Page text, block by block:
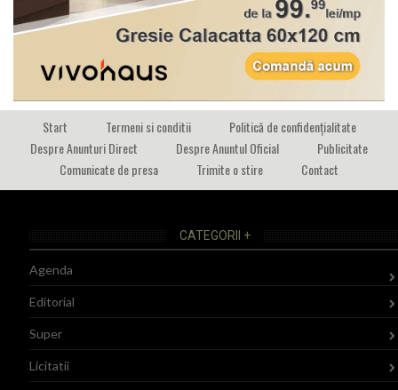
Start Termeni si conditii
Politică de confidențialitate
Despre Anunturi Direct
Despre Anuntul Oficial
Publicitate
Comunicate de presa
Trimite o stire Contact
CATEGORII +
Agenda
Editorial
Super
Licitatii